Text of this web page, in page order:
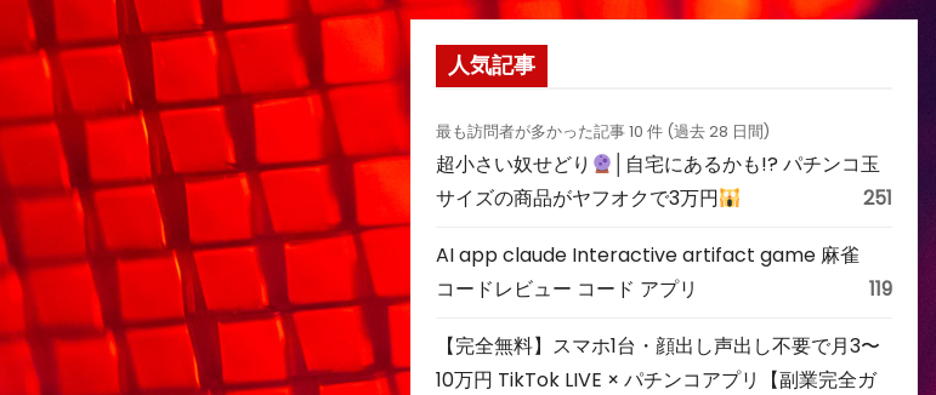
人気記事
最も訪問者が多かった記事 10 件 (過去 28 日間)
超小さい奴せどり
│自宅にあるかも!? パチンコ玉
サイズの商品がヤフオクで3万円
251
AI app claude Interactive artifact game 麻雀
コードレビュー コード アプリ
119
【完全無料】スマホ1台・顔出し声出し不要で月3〜
10万円 TikTok LIVE × パチンコアプリ【副業完全ガ